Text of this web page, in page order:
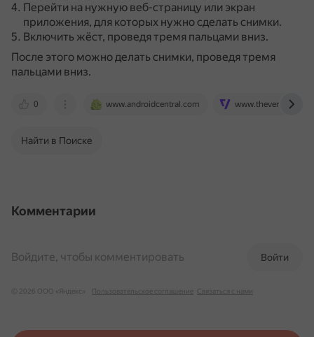
Перейти на нужную веб-страницу или экран
приложения, для которых нужно сделать снимки.
Включить жёст, проведя тремя пальцами вниз.
После этого можно делать снимки, проведя тремя
пальцами вниз.
0 www.androidcentral.com www.theverge.com
Найти в Поиске
Комментарии
Войти
Войдите, чтобы комментировать
© 2026 ООО «Яндекс» Пользовательское соглашение Связаться с нами